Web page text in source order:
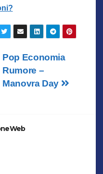
Pop Economia
Rumore –
Manovra Day